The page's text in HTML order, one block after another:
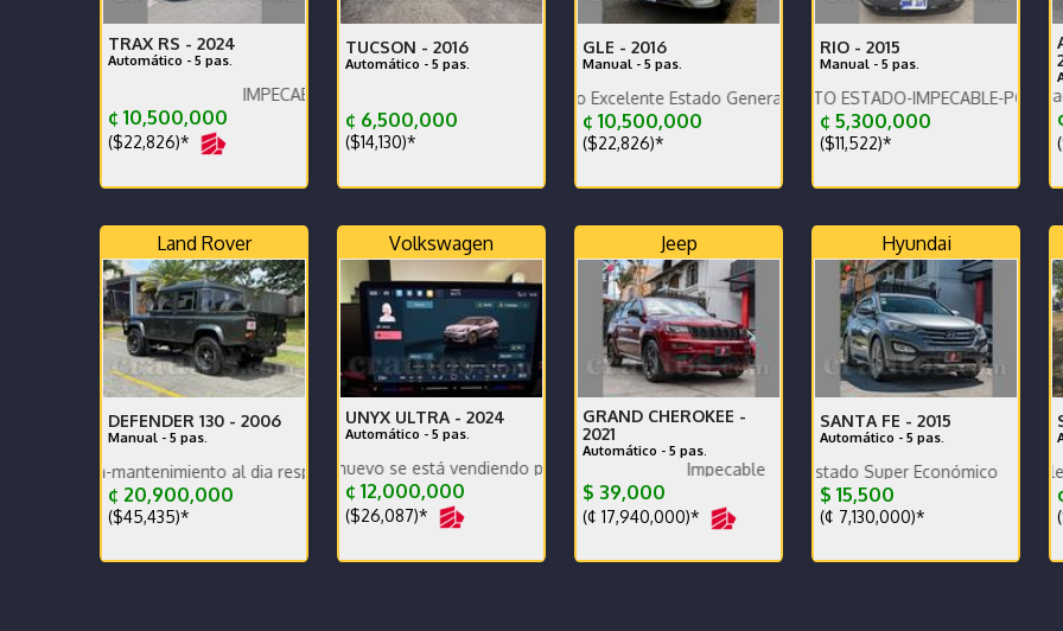
TRAX RS - 2024
Automático - 5 pas.
¢ 10,500,000
($22,826)*
TUCSON - 2016
Automático - 5 pas.
¢ 6,500,000
($14,130)*
GLE - 2016
Manual - 5 pas.
Diésel muy Económico Excelente Estado General tapicería excelente
¢ 10,500,000
($22,826)*
RIO - 2015
Manual - 5 pas.
VEHÍCULO EN PERFECTO ESTADO-IMPECABLE-POCO
¢ 5,300,000
($11,522)*
Garantía de agencia.rack
Land Rover
DEFENDER 130 - 2006
Manual - 5 pas.
mantenimiento al dia respaldo -pocos kilometros-
¢ 20,900,000
($45,435)*
Volkswagen
UNYX ULTRA - 2024
Automático - 5 pas.
Carro prácticamente nuevo se está vendiendo por compra de otro.
¢ 12,000,000
($26,087)*
Jeep
GRAND CHEROKEE -
2021
Automático - 5 pas.
$ 39,000
(¢ 17,940,000)*
Hyundai
SANTA FE - 2015
Automático - 5 pas.
Poco km. Excelente estado Super Económico
$ 15,500
(¢ 7,130,000)*
Mantenimiento completo llantas